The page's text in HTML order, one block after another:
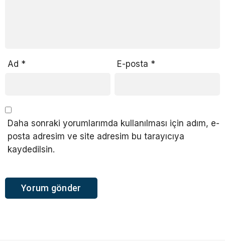
Ad * E-posta *
Daha sonraki yorumlarımda kullanılması için adım, e-
posta adresim ve site adresim bu tarayıcıya
kaydedilsin.